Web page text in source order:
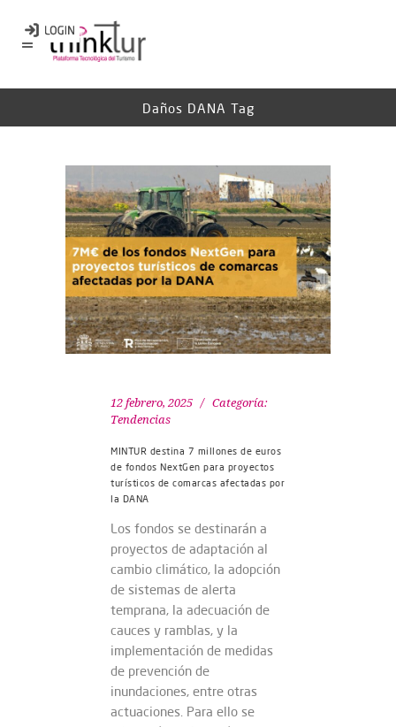
Daños DANA Tag
12 febrero, 2025
Categoría:
Tendencias
MINTUR destina 7 millones de euros
de fondos NextGen para proyectos
turísticos de comarcas afectadas por
la DANA
Los fondos se destinarán a
proyectos de adaptación al
cambio climático, la adopción
de sistemas de alerta
temprana, la adecuación de
cauces y ramblas, y la
implementación de medidas
de prevención de
inundaciones, entre otras
actuaciones. Para ello se